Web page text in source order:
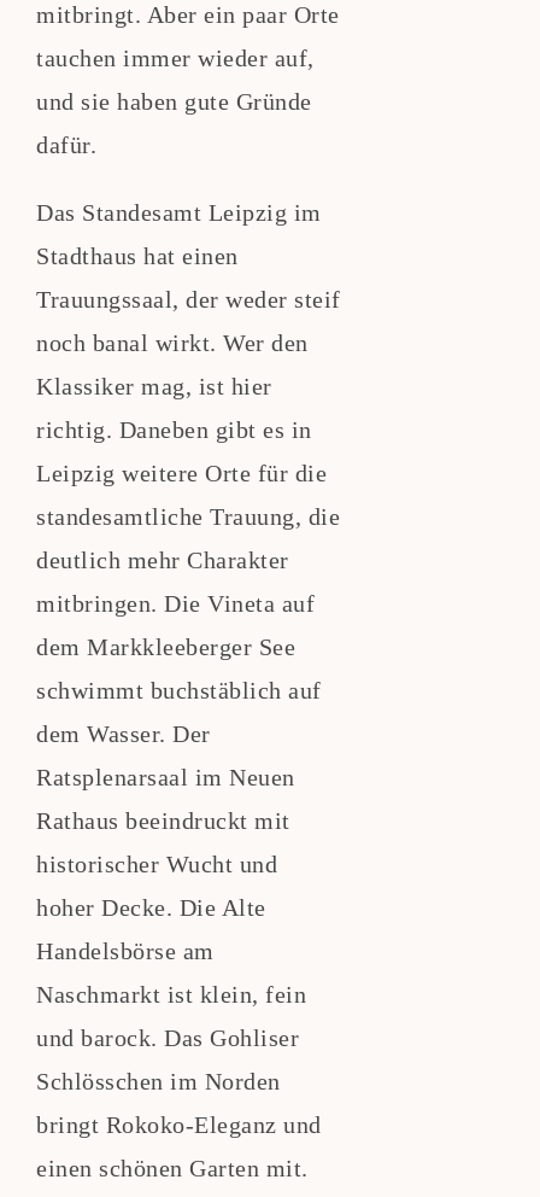
mitbringt. Aber ein paar Orte
tauchen immer wieder auf,
und sie haben gute Gründe
dafür.
Das Standesamt Leipzig im
Stadthaus hat einen
Trauungssaal, der weder steif
noch banal wirkt. Wer den
Klassiker mag, ist hier
richtig. Daneben gibt es in
Leipzig weitere Orte für die
standesamtliche Trauung, die
deutlich mehr Charakter
mitbringen. Die Vineta auf
dem Markkleeberger See
schwimmt buchstäblich auf
dem Wasser. Der
Ratsplenarsaal im Neuen
Rathaus beeindruckt mit
historischer Wucht und
hoher Decke. Die Alte
Handelsbörse am
Naschmarkt ist klein, fein
und barock. Das Gohliser
Schlösschen im Norden
bringt Rokoko-Eleganz und
einen schönen Garten mit.